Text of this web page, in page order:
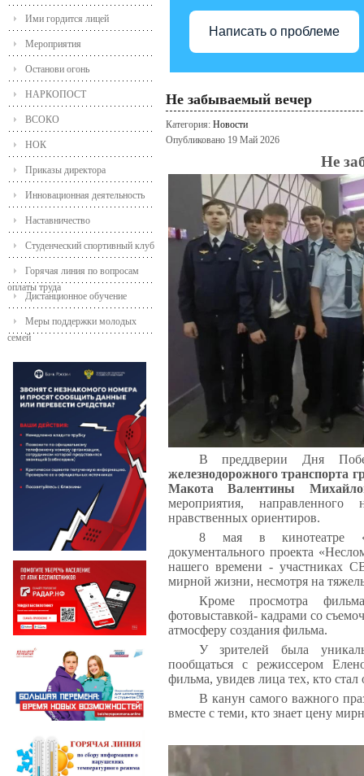
Ими гордится лицей
Мероприятия
Останови огонь
НАРКОПОСТ
ВСОКО
НОК
Приказы директора
Инновационная деятельность
Наставничество
Студенческий спортивный клуб
Горячая линия по вопросам
оплаты труда
Дистанционное обучение
Меры поддержки молодых
семей
Написать о проблеме
Не забываемый вечер
Категория: Новости
Опубликовано 19 Май 2026
Не
В преддверии Дня
железнодорожного транспорта
Макота Валентины
мероприятия,
нравственных ориентиров.
8 мая в кинотеатре
документального проекта
нашего времени - участниках
мирной жизни, несмотря на
Кроме просмотра
фотовыставкой- кадрами со
атмосферу создания фильма.
У зрителей была
пообщаться с режиссером
фильма, увидев лица тех, кто
В канун самого важного
вместе с теми, кто знает цену